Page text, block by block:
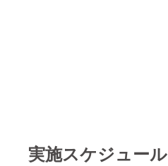
実施スケジュール